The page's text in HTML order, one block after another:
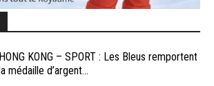
HONG KONG – SPORT : Les Bleus remportent
la médaille d’argent...